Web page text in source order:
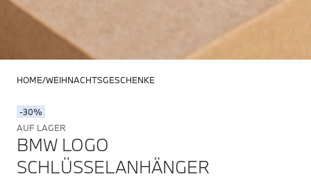
HOME WEIHNACHTSGESCHENKE
-30%
AUF LAGER
BMW LOGO
SCHLÜSSELANHÄNGER